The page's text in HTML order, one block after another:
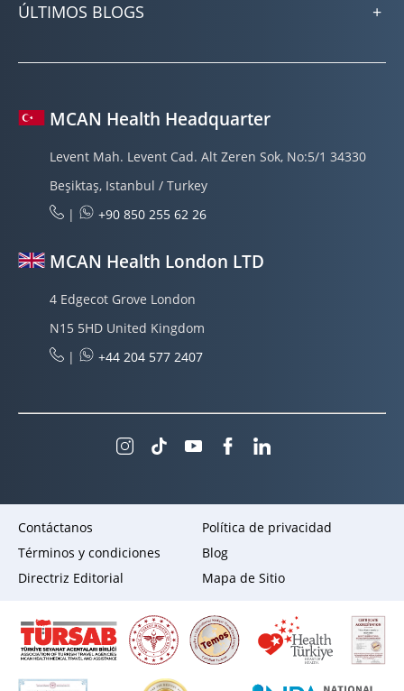
ÚLTIMOS BLOGS
MCAN Health Headquarter
Levent Mah. Levent Cad. Alt Zeren Sok, No:5/1 34330
Beşiktaş, Istanbul / Turkey
|
+90 850 255 62 26
MCAN Health London LTD
4 Edgecot Grove London
N15 5HD United Kingdom
|
+44 204 577 2407
Contáctanos
Política de privacidad
Términos y condiciones
Blog
Directriz Editorial
Mapa de Sitio